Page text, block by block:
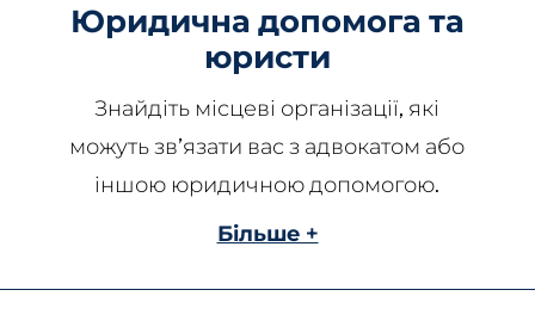
Юридична допомога та
юристи
Знайдіть місцеві організації, які
можуть зв’язати вас з адвокатом або
іншою юридичною допомогою.
Більше +